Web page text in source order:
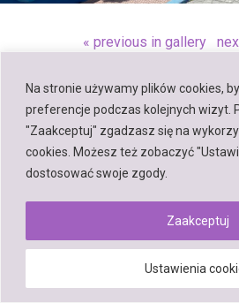
Na stronie używamy plików cookies,
preferencje podczas kolejnych wizyt.
"Zaakceptuj" zgadzasz się na
cookies. Możesz też zobaczyć
dostosować swoje zgody.
Ustawienia
Zaakceptuj
« previous in gallery
Back to top
Mobile
Powered by
WPtouch Mobile Suite for